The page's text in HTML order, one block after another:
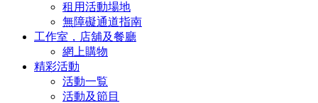
租用活動場地
無障礙通道指南
工作室，店舖及餐廳
網上購物
精彩活動
活動一覧
活動及節目